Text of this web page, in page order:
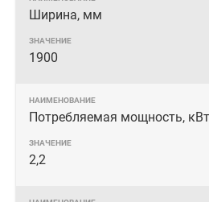
Ширина, мм
1900
Потребляемая мощность, кВт
2,2